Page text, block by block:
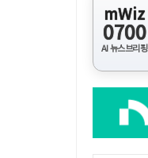
mWiz
0700
AI 뉴스브리핑